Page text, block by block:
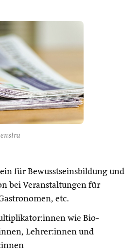
für Bewusstseinsbildung und
bei Veranstaltungen für
etc.
wie Bio-
Lehrer:innen und